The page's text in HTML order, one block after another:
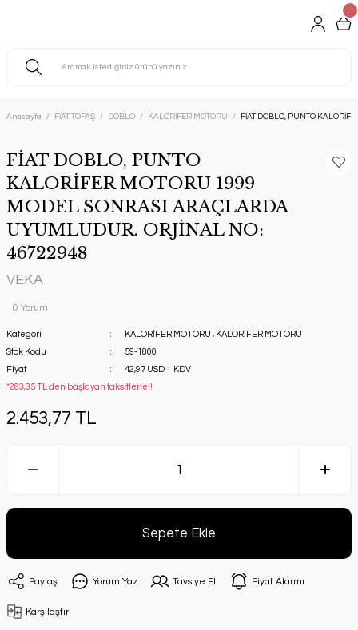
Anasayfa FİAT TOFAŞ DOBLO KALORİFER MOTORU FİAT DOBLO, PUNTO
FİAT DOBLO, PUNTO
KALORİFER MOTORU 1999
MODEL SONRASI ARAÇLARDA
UYUMLUDUR. ORJİNAL NO:
46722948
VEKA
0 Yorum
Kategori KALORİFER MOTORU , KALORİFER MOTORU
Stok Kodu
59-1800
Fiyat
42,97 USD + KDV
*283,35 TL den başlayan taksitlerle!!
2.453,77 TL
Sepete Ekle
Paylaş Yorum Yaz Tavsiye Et Fiyat Alarmı
Karşılaştır